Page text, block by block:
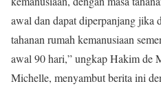
awal dan dapat diperpanjang jika
tahanan rumah kemanusiaan
awal 90 hari,” ungkap Hakim de
Michelle, menyambut berita ini